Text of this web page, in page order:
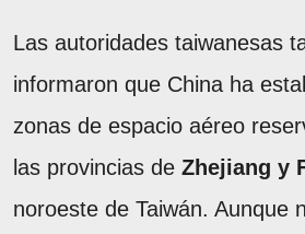
Las autoridades taiwanesas
informaron que China ha
zonas de espacio aéreo
las provincias de Zhejiang y
noroeste de Taiwán. Aunque